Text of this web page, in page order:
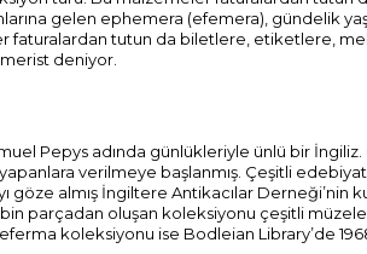
gelen ephemera (efemera), gündelik
faturalardan tutun da biletlere, etiketlere,
deniyor.
Pepys adında günlükleriyle ünlü bir
verilmeye başlanmış. Çeşitli
göze almış İngiltere Antikacılar
parçadan oluşan koleksiyonu çeşitli
koleksiyonu ise Bodleian Library’de